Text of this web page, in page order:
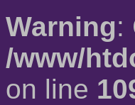
Warning:
/www/
on line